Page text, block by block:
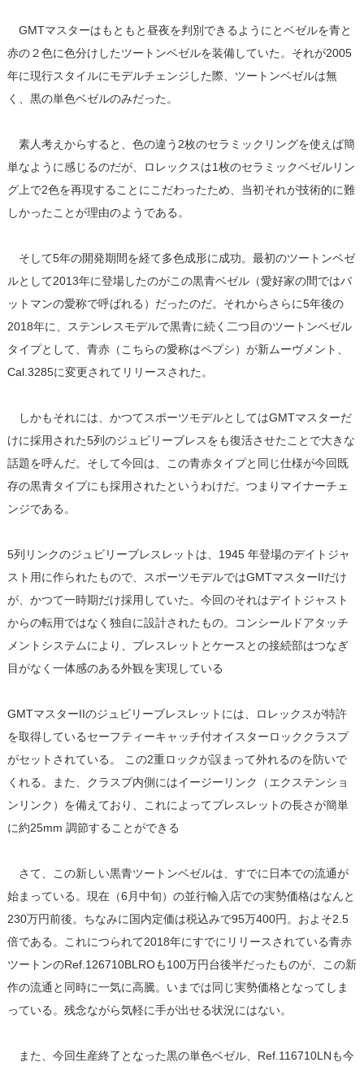
GMTマスターはもともと昼夜を判別できるようにとベゼルを青と
赤の２色に色分けしたツートンベゼルを装備していた。それが2005
年に現行スタイルにモデルチェンジした際、ツートンベゼルは無
く、黒の単色ベゼルのみだった。
素人考えからすると、色の違う2枚のセラミックリングを使えば簡
単なように感じるのだが、ロレックスは1枚のセラミックベゼルリン
グ上で2色を再現することにこだわったため、当初それが技術的に難
しかったことが理由のようである。
そして5年の開発期間を経て多色成形に成功。最初のツートンベゼ
ルとして2013年に登場したのがこの黒青ベゼル（愛好家の間ではバ
ットマンの愛称で呼ばれる）だったのだ。それからさらに5年後の
2018年に、ステンレスモデルで黒青に続く二つ目のツートンベゼル
タイプとして、青赤（こちらの愛称はペプシ）が新ムーヴメント、
Cal.3285に変更されてリリースされた。
しかもそれには、かつてスポーツモデルとしてはGMTマスターだ
けに採用された5列のジュビリーブレスをも復活させたことで大きな
話題を呼んだ。そして今回は、この青赤タイプと同じ仕様が今回既
存の黒青タイプにも採用されたというわけだ。つまりマイナーチェ
ンジである。
5列リンクのジュビリーブレスレットは、1945 年登場のデイトジャ
スト用に作られたもので、スポーツモデルではGMTマスターIIだけ
が、かつて一時期だけ採用していた。今回のそれはデイトジャスト
からの転用ではなく独自に設計されたもの。コンシールドアタッチ
メントシステムにより、ブレスレットとケースとの接続部はつなぎ
目がなく一体感のある外観を実現している
GMTマスターIIのジュビリーブレスレットには、ロレックスが特許
を取得しているセーフティーキャッチ付オイスターロッククラスプ
がセットされている。 この2重ロックが誤まって外れるのを防いで
くれる。また、クラスプ内側にはイージーリンク（エクステンショ
ンリンク）を備えており、これによってブレスレットの長さが簡単
に約25mm 調節することができる
さて、この新しい黒青ツートンベゼルは、すでに日本での流通が
始まっている。現在（6月中旬）の並行輸入店での実勢価格はなんと
230万円前後。ちなみに国内定価は税込みで95万400円。およそ2.5
倍である。これにつられて2018年にすでにリリースされている青赤
ツートンのRef.126710BLROも100万円台後半だったものが、この新
作の流通と同時に一気に高騰。いまでは同じ実勢価格となってしま
っている。残念ながら気軽に手が出せる状況にはない。
また、今回生産終了となった黒の単色ベゼル、Ref.116710LNも今